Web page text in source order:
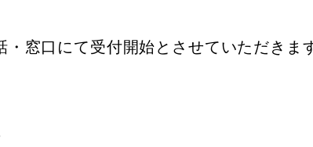
・窓口にて受付開始とさせていただきま